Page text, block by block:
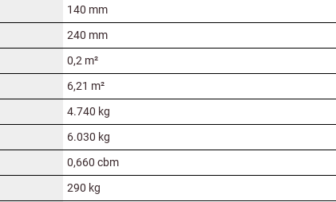
140 mm
240 mm
0,2 m²
6,21 m²
4.740 kg
6.030 kg
0,660 cbm
290 kg